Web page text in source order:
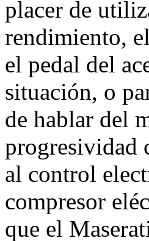
placer de
rendimiento,
el pedal del
situación, o
de hablar del
progresividad
al control
compresor
que el